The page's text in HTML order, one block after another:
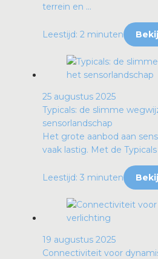
terrein en ...
Leestijd: 2 minuten
25 augustus 2025
Typicals: de slimme
sensorlandschap
Het grote aanbod aan
vaak lastig. Met de
Leestijd: 3 minuten
19 augustus 2025
Connectiviteit voor